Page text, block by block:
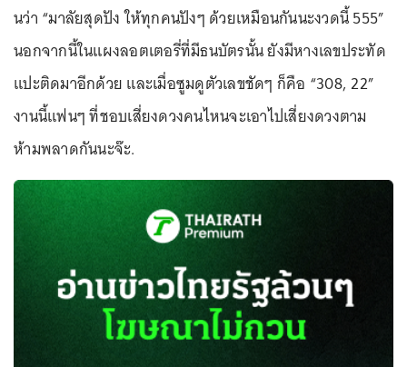
นว่า “มาลัยสุดปัง ให้ทุกคนปังๆ ด้วยเหมือนกันนะงวดนี้ 555”
นอกจากนี้ในแผงลอตเตอรี่ที่มีธนบัตรนั้น ยังมีหางเลขประทัด
แปะติดมาอีกด้วย และเมื่อซูมดูตัวเลขชัดๆ ก็คือ “308, 22”
งานนี้แฟนๆ ที่ชอบเสี่ยงดวงคนไหนจะเอาไปเสี่ยงดวงตาม
ห้ามพลาดกันนะจ๊ะ.